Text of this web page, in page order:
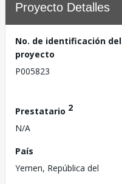
Proyecto Detalles
No. de identificación del
proyecto
P005823
Prestatario 2
N/A
País
Yemen, República del